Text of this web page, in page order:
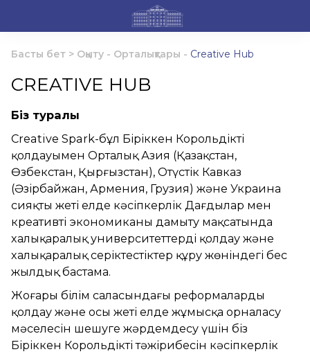
Басты бет > Оқыту - Орталықтары - Creative Hub
CREATIVE HUB
Біз туралы
Creative Spark-бұл Біріккен Корольдіктің
қолдауымен Орталық Азия (Қазақстан,
Өзбекстан, Қырғызстан), Оңтүстік Кавказ
(Әзірбайжан, Армения, Грузия) және Украина
сияқты жеті елде кәсіпкерлік Дағдылар мен
креативті экономиканы дамыту мақсатында
халықаралық университеттерді қолдау және
халықаралық серіктестіктер құру жөніндегі бес
жылдық бастама.
Жоғары білім саласындағы реформаларды
қолдау және осы жеті елде жұмысқа орналасу
мәселесін шешуге жәрдемдесу үшін біз
Біріккен Корольдіктің тәжірибесін кәсіпкерлік